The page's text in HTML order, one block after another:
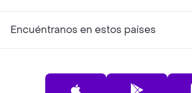
Encuéntranos en estos países